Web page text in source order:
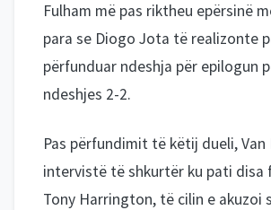
Fulham më pas riktheu epërsinë
para se Diogo Jota të realizonte
përfunduar ndeshja për epilogun
ndeshjes 2-2.
Pas përfundimit të këtij dueli, Van
intervistë të shkurtër ku pati disa
Tony Harrington, të cilin e akuzoi